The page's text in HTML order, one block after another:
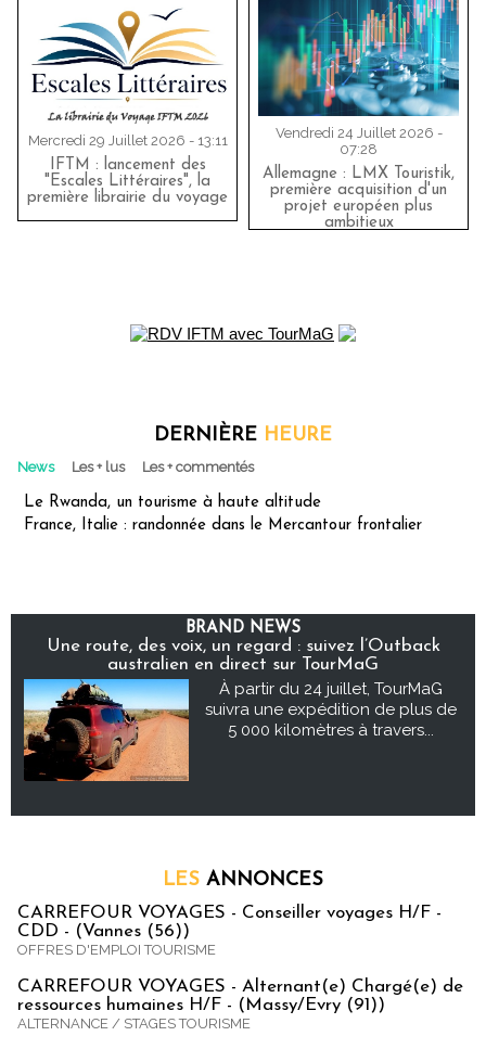
Mercredi 29 Juillet 2026 - 13:11
IFTM : lancement des
"Escales Littéraires", la
première librairie du voyage
Vendredi 24 Juillet 2026 -
07:28
Allemagne : LMX Touristik,
première acquisition d'un
projet européen plus
ambitieux
DERNIÈRE HEURE
News Les + lus Les + commentés
Le Rwanda, un tourisme à haute altitude
France, Italie : randonnée dans le Mercantour frontalier
BRAND NEWS
Une route, des voix, un regard : suivez l’Outback
australien en direct sur TourMaG
À partir du 24 juillet, TourMaG
suivra une expédition de plus de
5 000 kilomètres à travers...
LES ANNONCES
CARREFOUR VOYAGES - Conseiller voyages H/F -
CDD - (Vannes (56))
OFFRES D'EMPLOI TOURISME
CARREFOUR VOYAGES - Alternant(e) Chargé(e) de
ressources humaines H/F - (Massy/Evry (91))
ALTERNANCE / STAGES TOURISME